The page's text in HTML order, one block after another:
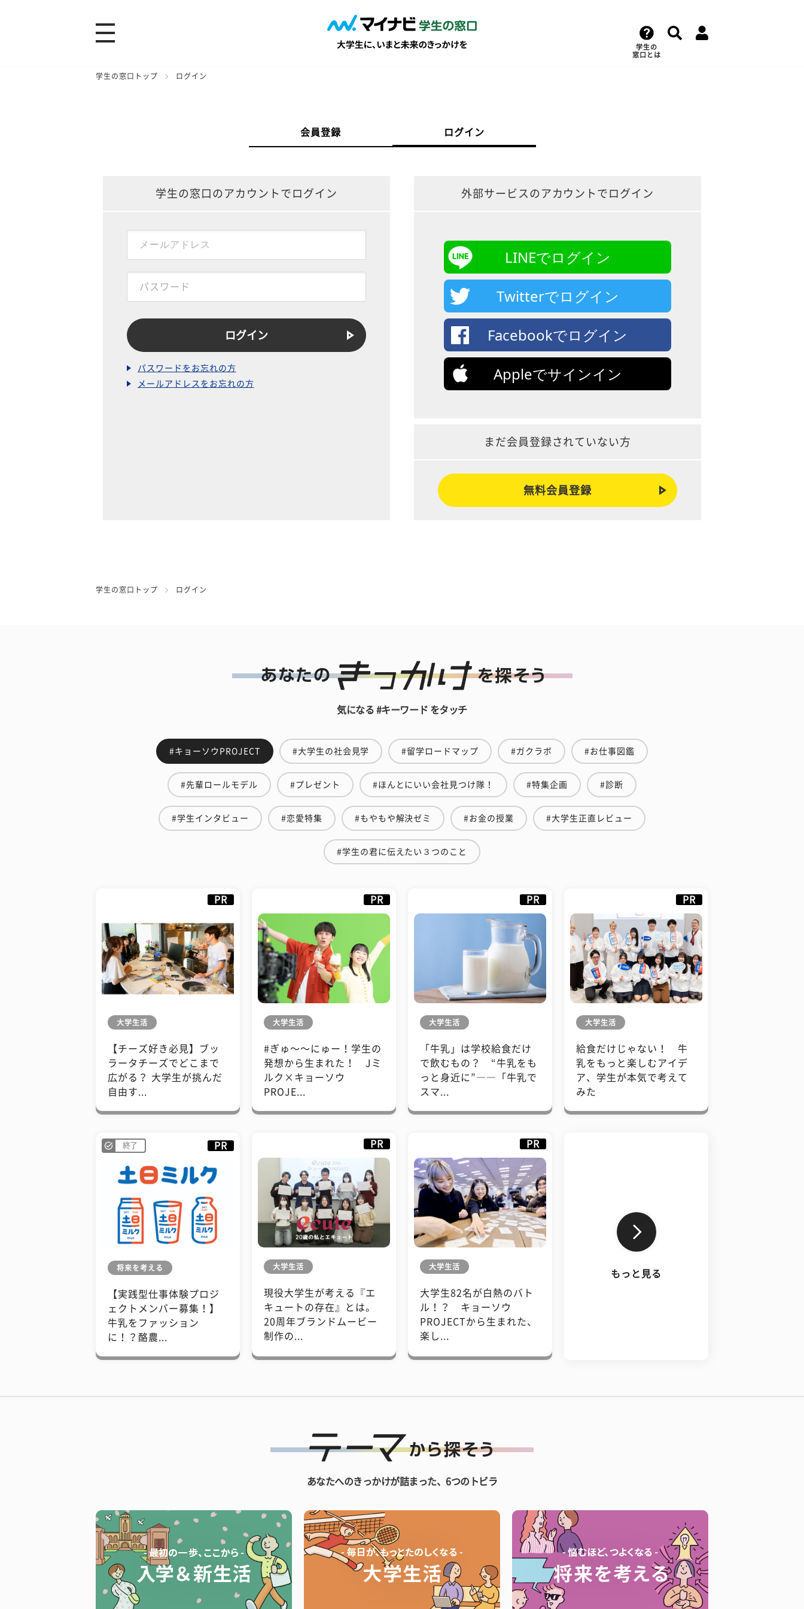
学生の
窓口とは
学生の窓口トップ ログイン
会員登録 ログイン
学生の窓口のアカウントでログイン
パスワードをお忘れの方
メールアドレスをお忘れの方
外部サービスのアカウントでログイン
LINEでログイン
Twitterでログイン
Facebookでログイン
Appleでサインイン
まだ会員登録されていない方
無料会員登録
学生の窓口トップ ログイン
気になる #キーワード をタッチ
#キョーソウPROJECT #大学生の社会見学 #留学ロードマップ #ガクラボ #お仕事図鑑
#先輩ロールモデル #プレゼント #ほんとにいい会社見つけ隊！ #特集企画 #診断
#学生インタビュー #恋愛特集 #もやもや解決ゼミ #お金の授業 #大学生正直レビュー
#学生の君に伝えたい３つのこと
PR
大学生活
【チーズ好き必見】ブッ
ラータチーズでどこまで
広がる？ 大学生が挑んだ
自由す...
PR
大学生活
#ぎゅ〜〜にゅー！学生の
発想から生まれた！ Jミ
ルク×キョーソウ
PROJE...
PR
大学生活
「牛乳」は学校給食だけ
で飲むもの？ “牛乳をも
っと身近に”――「牛乳で
スマ...
PR
大学生活
給食だけじゃない！ 牛
乳をもっと楽しむアイデ
ア、学生が本気で考えて
みた
終了 PR
将来を考える
【実践型仕事体験プロジ
ェクトメンバー募集！】
牛乳をファッション
に！？酪農...
PR
大学生活
現役大学生が考える『エ
キュートの存在』とは。
20周年ブランドムービー
制作の...
PR
大学生活
大学生82名が白熱のバト
ル！？ キョーソウ
PROJECTから生まれた、
楽し...
もっと見る
あなたへのきっかけが詰まった、6つのトビラ